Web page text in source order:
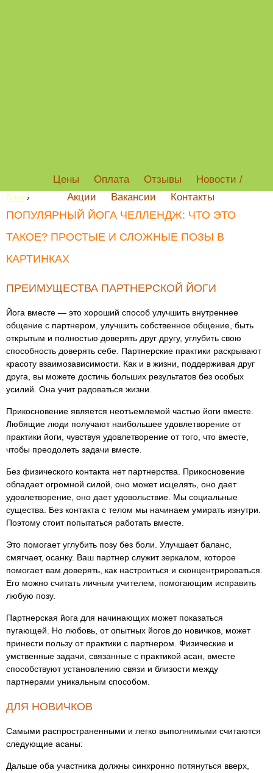
Цены Оплата Отзывы
Новости /
Акции
Вакансии Контакты
Блог ›
ПОПУЛЯРНЫЙ ЙОГА ЧЕЛЛЕНДЖ: ЧТО ЭТО
ТАКОЕ? ПРОСТЫЕ И СЛОЖНЫЕ ПОЗЫ В
КАРТИНКАХ
ПРЕИМУЩЕСТВА ПАРТНЕРСКОЙ ЙОГИ
Йога вместе — это хороший способ улучшить внутреннее
общение с партнером, улучшить собственное общение, быть
открытым и полностью доверять друг другу, углубить свою
способность доверять себе. Партнерские практики раскрывают
красоту взаимозависимости. Как и в жизни, поддерживая друг
друга, вы можете достичь больших результатов без особых
усилий. Она учит радоваться жизни.
Прикосновение является неотъемлемой частью йоги вместе.
Любящие люди получают наибольшее удовлетворение от
практики йоги, чувствуя удовлетворение от того, что вместе,
чтобы преодолеть задачи вместе.
Без физического контакта нет партнерства. Прикосновение
обладает огромной силой, оно может исцелять, оно дает
удовлетворение, оно дает удовольствие. Мы социальные
существа. Без контакта с телом мы начинаем умирать изнутри.
Поэтому стоит попытаться работать вместе.
Это помогает углубить позу без боли. Улучшает баланс,
смягчает, осанку. Ваш партнер служит зеркалом, которое
помогает вам доверять, как настроиться и сконцентрироваться.
Его можно считать личным учителем, помогающим исправить
любую позу.
Партнерская йога для начинающих может показаться
пугающей. Но любовь, от опытных йогов до новичков, может
принести пользу от практики с партнером. Физические и
умственные задачи, связанные с практикой асан, вместе
способствуют установлению связи и близости между
партнерами уникальным способом.
ДЛЯ НОВИЧКОВ
Самыми распространенными и легко выполнимыми считаются
следующие асаны:
Дальше оба участника должны синхронно потянуться вверх,